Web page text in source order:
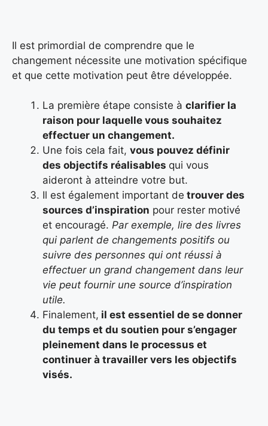
Il est primordial de comprendre que le
changement nécessite une motivation spécifique
et que cette motivation peut être développée.
La première étape consiste à clarifier la
raison pour laquelle vous souhaitez
effectuer un changement.
Une fois cela fait, vous pouvez définir
des objectifs réalisables qui vous
aideront à atteindre votre but.
Il est également important de trouver des
sources d’inspiration pour rester motivé
et encouragé. Par exemple, lire des livres
qui parlent de changements positifs ou
suivre des personnes qui ont réussi à
effectuer un grand changement dans leur
vie peut fournir une source d’inspiration
utile.
Finalement, il est essentiel de se donner
du temps et du soutien pour s’engager
pleinement dans le processus et
continuer à travailler vers les objectifs
visés.